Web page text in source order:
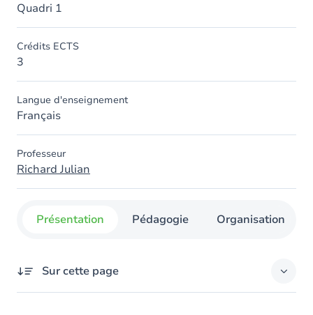
Quadri 1
Crédits ECTS
3
Langue d'enseignement
Français
Professeur
Richard Julian
Présentation Pédagogie Organisation
Sur cette page